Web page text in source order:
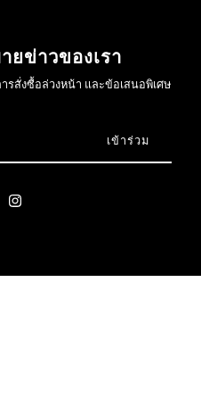
ยข่าวของเรา
รสั่งซื้อล่วงหน้า และข้อเสนอพิเศษ